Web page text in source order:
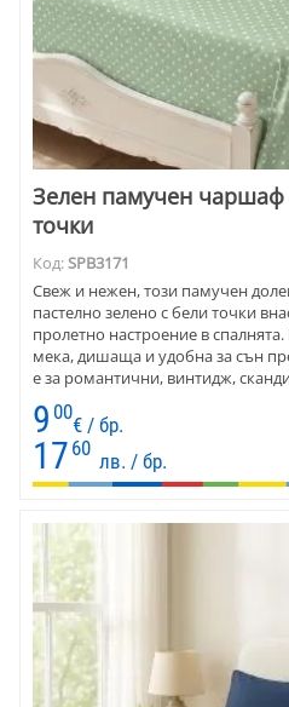
Зелен памучен
точки
Код:SPB3171
Свеж и нежен, този памучен
пастелно зелено с бели точки
пролетно настроение в
мека, дишаща и удобна за сън
е за романтични, винтидж,
9 00
€ / бр.
17 60
лв. / бр.